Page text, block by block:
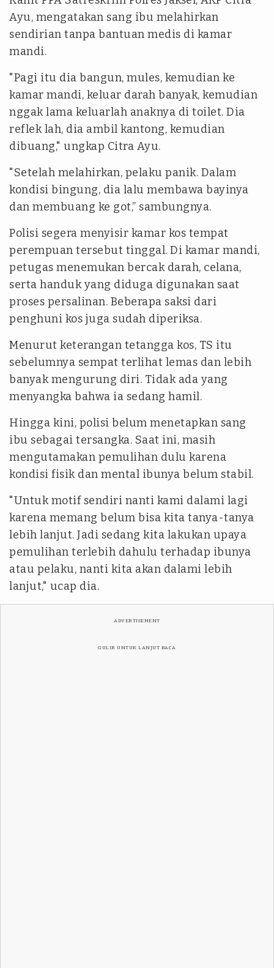
Ayu, mengatakan sang ibu melahirkan
sendirian tanpa bantuan medis di kamar
mandi.
"Pagi itu dia bangun, mules, kemudian ke
kamar mandi, keluar darah banyak, kemudian
nggak lama keluarlah anaknya di toilet. Dia
reflek lah, dia ambil kantong, kemudian
dibuang," ungkap Citra Ayu.
"Setelah melahirkan, pelaku panik. Dalam
kondisi bingung, dia lalu membawa bayinya
dan membuang ke got,” sambungnya.
Polisi segera menyisir kamar kos tempat
perempuan tersebut tinggal. Di kamar mandi,
petugas menemukan bercak darah, celana,
serta handuk yang diduga digunakan saat
proses persalinan. Beberapa saksi dari
penghuni kos juga sudah diperiksa.
Menurut keterangan tetangga kos, TS itu
sebelumnya sempat terlihat lemas dan lebih
banyak mengurung diri. Tidak ada yang
menyangka bahwa ia sedang hamil.
Hingga kini, polisi belum menetapkan sang
ibu sebagai tersangka. Saat ini, masih
mengutamakan pemulihan dulu karena
kondisi fisik dan mental ibunya belum stabil.
"Untuk motif sendiri nanti kami dalami lagi
karena memang belum bisa kita tanya-tanya
lebih lanjut. Jadi sedang kita lakukan upaya
pemulihan terlebih dahulu terhadap ibunya
atau pelaku, nanti kita akan dalami lebih
lanjut," ucap dia.
ADVERTISEMENT
GULIR UNTUK LANJUT BACA